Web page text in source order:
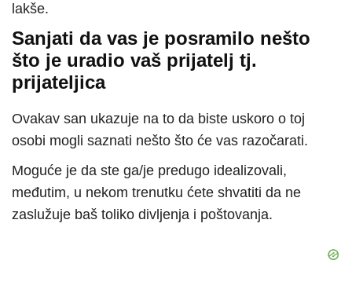
lakše.
Sanjati da vas je posramilo nešto
što je uradio vaš prijatelj tj.
prijateljica
Ovakav san ukazuje na to da biste uskoro o toj
osobi mogli saznati nešto što će vas razočarati.
Moguće je da ste ga/je predugo idealizovali,
međutim, u nekom trenutku ćete shvatiti da ne
zaslužuje baš toliko divljenja i poštovanja.